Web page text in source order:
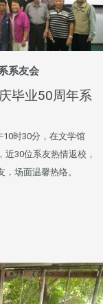
系友会
毕业50周年系
时30分，在文学馆
30位系友热情返校，
场面温馨热络。